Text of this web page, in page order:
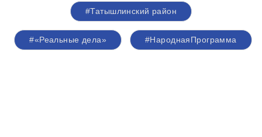
#Татышлинский район
#«Реальные дела» #НароднаяПрограмма